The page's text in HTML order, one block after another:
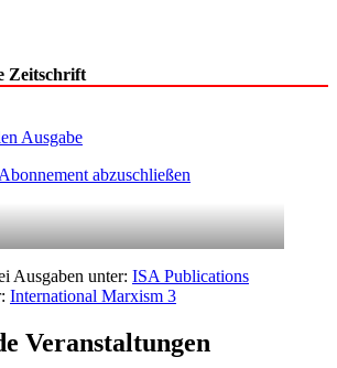
Zeitschrift
Ausgabe
abzuschließen
Ausgaben unter: ISA Publications
International Marxism 3
Veranstaltungen